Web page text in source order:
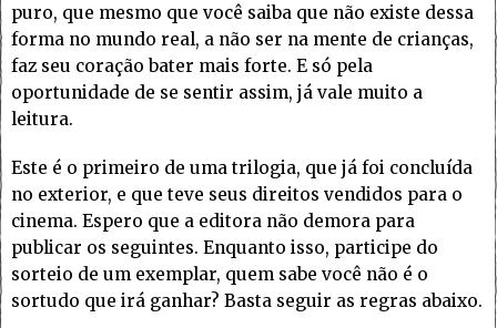
puro, que mesmo que você saiba que não existe dessa
forma no mundo real, a não ser na mente de crianças,
faz seu coração bater mais forte. E só pela
oportunidade de se sentir assim, já vale muito a
leitura.
Este é o primeiro de uma trilogia, que já foi concluída
no exterior, e que teve seus direitos vendidos para o
cinema. Espero que a editora não demora para
publicar os seguintes. Enquanto isso, participe do
sorteio de um exemplar, quem sabe você não é o
sortudo que irá ganhar? Basta seguir as regras abaixo.